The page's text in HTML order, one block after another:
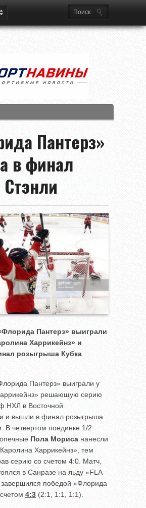
Пантерз»
в финал
Пантерз» выиграли
Харрикейнз» и
розыгрыша Кубка
Пантерз» выиграли у
решающую серию
НХЛ в Восточной
и вышли в финал розыгрыша
В четвертом поединке 1/2
Пола Мориса нанесли
Харрикейнз», тем
серию со счетом 4:0. Матч,
в Санразе на льду «FLA
победой «Флорида
4:3 (2:1, 1:1, 1:1).